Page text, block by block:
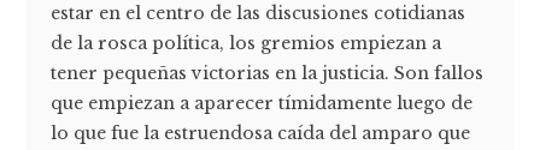
estar en el centro de las discusiones cotidianas
de la rosca política, los gremios empiezan a
tener pequeñas victorias en la justicia. Son fallos
que empiezan a aparecer tímidamente luego de
lo que fue la estruendosa caída del amparo que